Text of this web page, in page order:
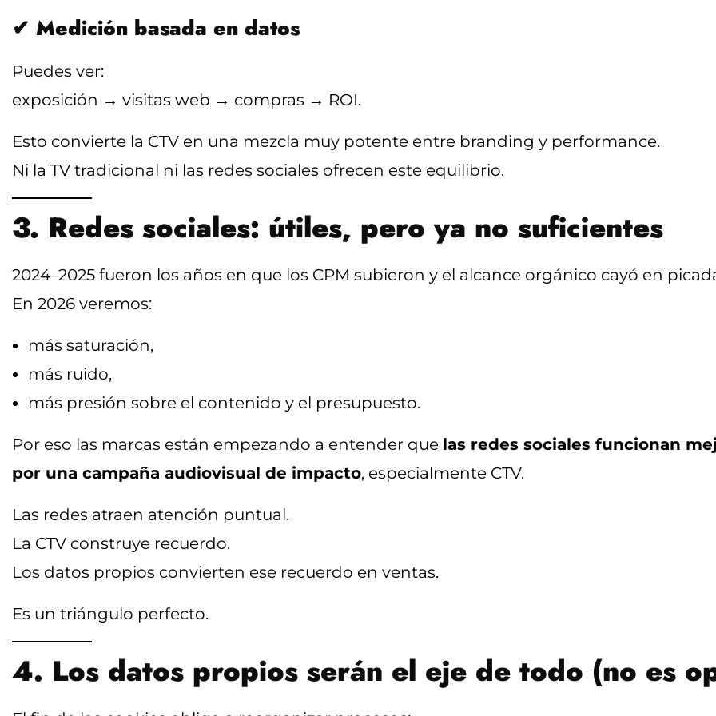
✔ Medición basada en datos
Puedes ver:
exposición → visitas web → compras → ROI.
Esto convierte la CTV en una mezcla muy potente entre branding y performance.
Ni la TV tradicional ni las redes sociales ofrecen este equilibrio.
3. Redes sociales: útiles, pero ya no suficientes
2024–2025 fueron los años en que los CPM subieron y el alcance orgánico cayó en
En 2026 veremos:
más saturación,
más ruido,
más presión sobre el contenido y el presupuesto.
Por eso las marcas están empezando a entender que las redes sociales funcionan
por una campaña audiovisual de impacto, especialmente CTV.
Las redes atraen atención puntual.
La CTV construye recuerdo.
Los datos propios convierten ese recuerdo en ventas.
Es un triángulo perfecto.
4. Los datos propios serán el eje de todo (no es